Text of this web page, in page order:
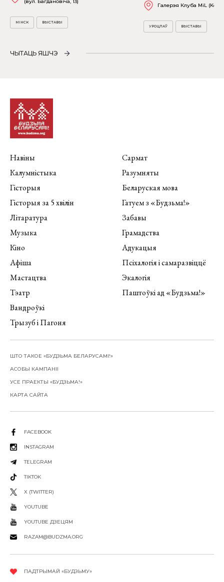
(вул. Багдановіча, 13)
МІНСК ВЫСТАВЫ
Галерэя Клуба MiL
УРОЦЛАЎ ВЫСТАВЫ
ЧЫТАЦЬ ЯШЧЭ
Навіны
Калумністыка
Гісторыя
Гісторыя за 5 хвілін
Літаратура
Музыка
Кіно
Афіша
Мастацтва
Тэатр
Вандроўкі
Трызуб і Пагоня
Сармат
Разумняты
Беларуская мова
Гатуем з «Будзьма!»
Забавы
Грамадства
Адукацыя
Псіхалогія і самаразвіццё
Экалогія
Паштоўкі ад «Будзьма!»
ШТО ТАКОЕ «БУДЗЬМА БЕЛАРУСАМІ!»
АСОБЫ КАМПАНІІ
УСЕ ПРАЕКТЫ «БУДЗЬМА!»
КАРТА САЙТА
FACEBOOK
INSTAGRAM
TELEGRAM
TIKTOK
X (TWITTER)
YOUTUBE
YOUTUBE ДЗЕЦЯМ
RAZAM@BUDZMA.ORG
ПАДТРЫМАЙ «БУДЗЬМУ»